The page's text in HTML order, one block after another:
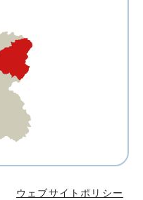
ウェブサイトポリシー